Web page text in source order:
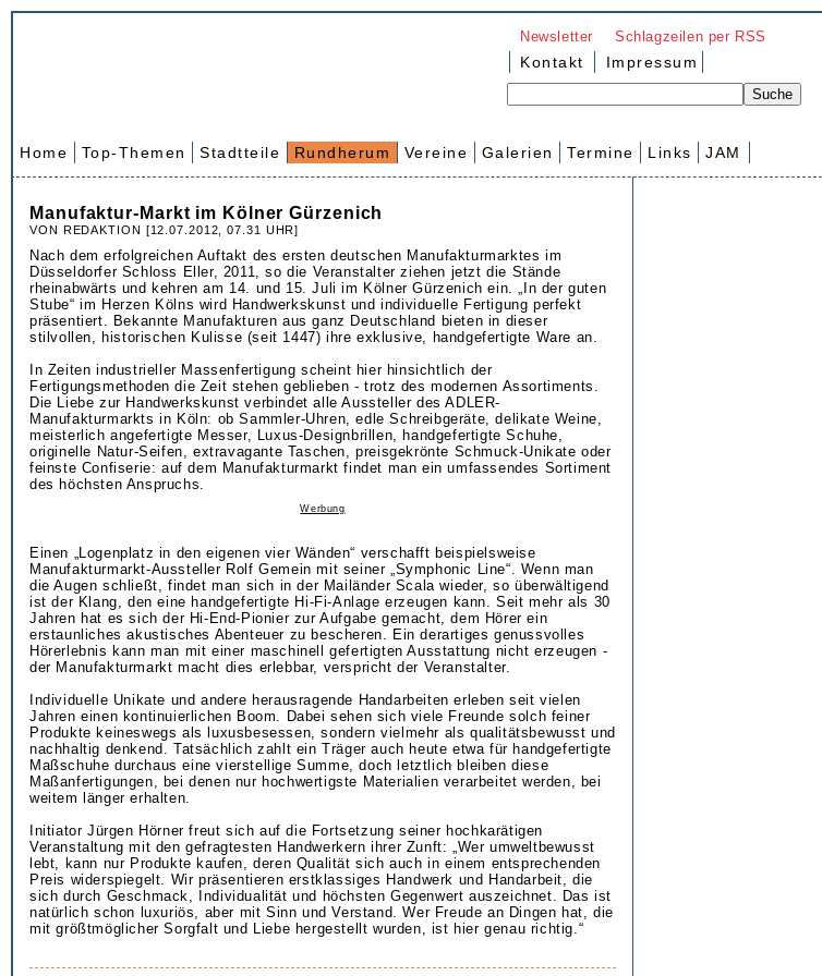
Newsletter Schlagzeilen per RSS
Kontakt Impressum
Home Top-Themen Stadtteile Rundherum Vereine Galerien Termine Links JAM
Manufaktur-Markt im Kölner Gürzenich
VON REDAKTION [12.07.2012, 07.31 UHR]
Nach dem erfolgreichen Auftakt des ersten deutschen Manufakturmarktes im
Düsseldorfer Schloss Eller, 2011, so die Veranstalter ziehen jetzt die Stände
rheinabwärts und kehren am 14. und 15. Juli im Kölner Gürzenich ein. „In der guten
Stube“ im Herzen Kölns wird Handwerkskunst und individuelle Fertigung perfekt
präsentiert. Bekannte Manufakturen aus ganz Deutschland bieten in dieser
stilvollen, historischen Kulisse (seit 1447) ihre exklusive, handgefertigte Ware an.
In Zeiten industrieller Massenfertigung scheint hier hinsichtlich der
Fertigungsmethoden die Zeit stehen geblieben - trotz des modernen Assortiments.
Die Liebe zur Handwerkskunst verbindet alle Aussteller des ADLER-
Manufakturmarkts in Köln: ob Sammler-Uhren, edle Schreibgeräte, delikate Weine,
meisterlich angefertigte Messer, Luxus-Designbrillen, handgefertigte Schuhe,
originelle Natur-Seifen, extravagante Taschen, preisgekrönte Schmuck-Unikate oder
feinste Confiserie: auf dem Manufakturmarkt findet man ein umfassendes Sortiment
des höchsten Anspruchs.
Werbung
Einen „Logenplatz in den eigenen vier Wänden“ verschafft beispielsweise
Manufakturmarkt-Aussteller Rolf Gemein mit seiner „Symphonic Line“. Wenn man
die Augen schließt, findet man sich in der Mailänder Scala wieder, so überwältigend
ist der Klang, den eine handgefertigte Hi-Fi-Anlage erzeugen kann. Seit mehr als 30
Jahren hat es sich der Hi-End-Pionier zur Aufgabe gemacht, dem Hörer ein
erstaunliches akustisches Abenteuer zu bescheren. Ein derartiges genussvolles
Hörerlebnis kann man mit einer maschinell gefertigten Ausstattung nicht erzeugen -
der Manufakturmarkt macht dies erlebbar, verspricht der Veranstalter.
Individuelle Unikate und andere herausragende Handarbeiten erleben seit vielen
Jahren einen kontinuierlichen Boom. Dabei sehen sich viele Freunde solch feiner
Produkte keineswegs als luxusbesessen, sondern vielmehr als qualitätsbewusst und
nachhaltig denkend. Tatsächlich zahlt ein Träger auch heute etwa für handgefertigte
Maßschuhe durchaus eine vierstellige Summe, doch letztlich bleiben diese
Maßanfertigungen, bei denen nur hochwertigste Materialien verarbeitet werden, bei
weitem länger erhalten.
Initiator Jürgen Hörner freut sich auf die Fortsetzung seiner hochkarätigen
Veranstaltung mit den gefragtesten Handwerkern ihrer Zunft: „Wer umweltbewusst
lebt, kann nur Produkte kaufen, deren Qualität sich auch in einem entsprechenden
Preis widerspiegelt. Wir präsentieren erstklassiges Handwerk und Handarbeit, die
sich durch Geschmack, Individualität und höchsten Gegenwert auszeichnet. Das ist
natürlich schon luxuriös, aber mit Sinn und Verstand. Wer Freude an Dingen hat, die
mit größtmöglicher Sorgfalt und Liebe hergestellt wurden, ist hier genau richtig.“